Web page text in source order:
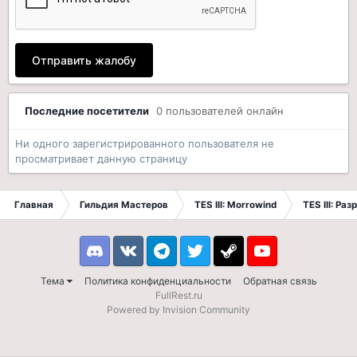
Отправить жалобу
Последние посетители 0 пользователей онлайн
Ни одного зарегистрированного пользователя не
просматривает данную страницу
Главная Гильдия Мастеров TES III: Morrowind TES III:
Тема Политика конфиденциальности Обратная связь
DiscordVK TelegramTwitter Steam Youtube
FullRest.ru
Powered by Invision Community